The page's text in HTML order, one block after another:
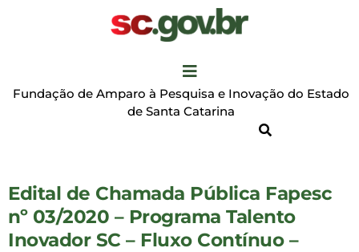
Fundação de Amparo à Pesquisa e Inovação do Estado
de Santa Catarina
Edital de Chamada Pública Fapesc
nº 03/2020 – Programa Talento
Inovador SC – Fluxo Contínuo –